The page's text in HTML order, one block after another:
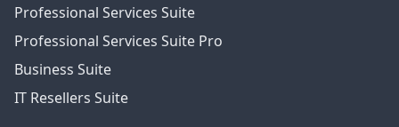
Professional Services Suite
Professional Services Suite Pro
Business Suite
IT Resellers Suite